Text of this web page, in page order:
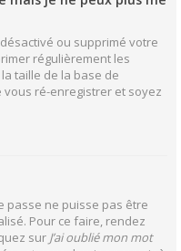
ou supprimé votre
régulièrement les
taille de la base de
vous ré-enregistrer et soyez
passe ne puisse pas être
Pour ce faire, rendez
sur J’ai oublié mon mot